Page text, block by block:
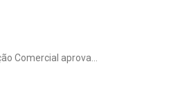
Comercial aprova…